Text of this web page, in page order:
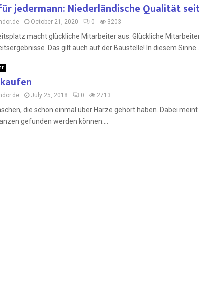
jedermann: Niederländische Qualität
October 21, 2020 0 3203
macht glückliche Mitarbeiter aus. Glückliche
Das gilt auch auf der Baustelle! In diesem Sinne...
July 25, 2018 0 2713
die schon einmal über Harze gehört haben. Dabei
gefunden werden können....